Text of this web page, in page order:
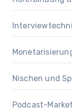
Nischen und
Podcast-